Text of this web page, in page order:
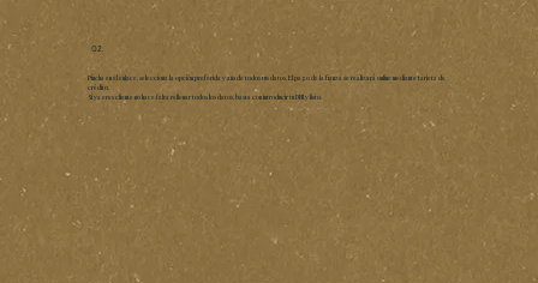
02.
Pincha en el enlace, selecciona la opción preferida y añade todos tus datos. El pago de la fianza se realizará online mediante tarjeta de
crédito.
Si ya eres cliente no hace falta rellenar todos los datos, basta con introducir tu DNI y listo.